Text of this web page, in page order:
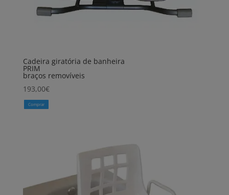
Cadeira giratória de banheira
PRIM
braços removíveis
193,00€
Comprar